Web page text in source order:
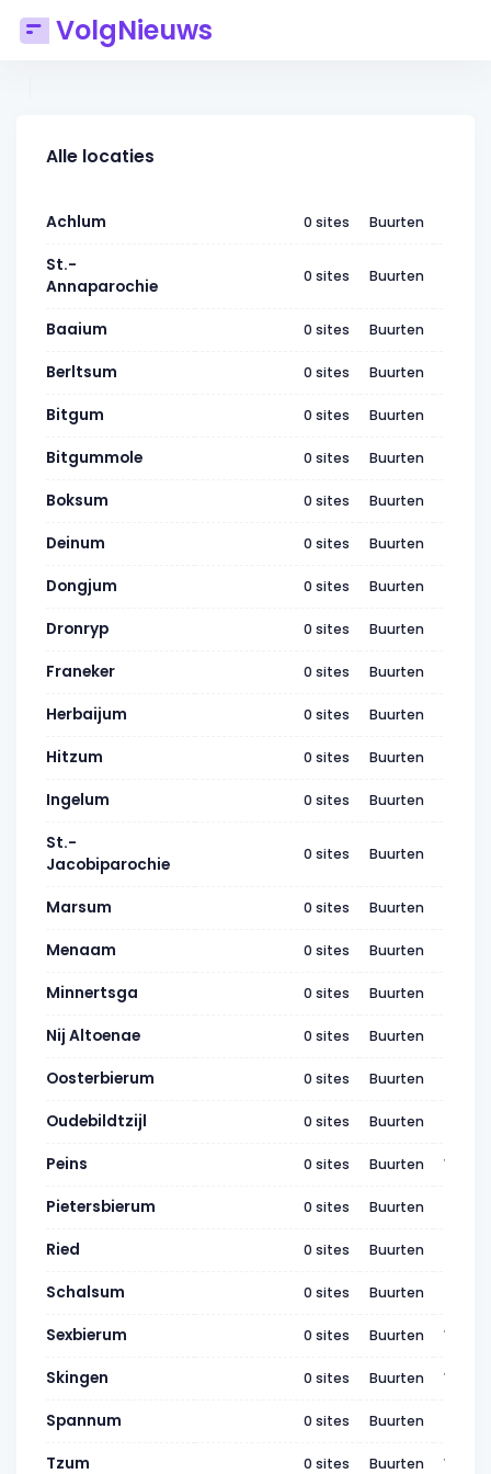
VolgNieuws
Alle locaties
Achlum 0 sites Buurten
St.-
Annaparochie
0 sites Buurten
Baaium 0 sites Buurten
Berltsum 0 sites Buurten
Bitgum 0 sites Buurten
Bitgummole 0 sites Buurten
Boksum 0 sites Buurten
Deinum 0 sites Buurten
Dongjum 0 sites Buurten
Dronryp 0 sites Buurten
Franeker 0 sites Buurten
Herbaijum 0 sites Buurten
Hitzum 0 sites Buurten
Ingelum 0 sites Buurten
St.-
Jacobiparochie
0 sites Buurten
Marsum 0 sites Buurten
Menaam 0 sites Buurten
Minnertsga 0 sites Buurten
Nij Altoenae 0 sites Buurten
Oosterbierum 0 sites Buurten
Oudebildtzijl 0 sites Buurten
Peins 0 sites Buurten
Pietersbierum 0 sites Buurten
Ried 0 sites Buurten
Schalsum 0 sites Buurten
Sexbierum 0 sites Buurten
Skingen 0 sites Buurten
Spannum 0 sites Buurten
Tzum 0 sites Buurten